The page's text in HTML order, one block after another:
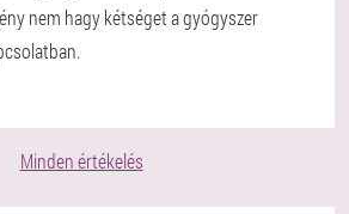
nem hagy kétséget a gyógyszer
Minden értékelés